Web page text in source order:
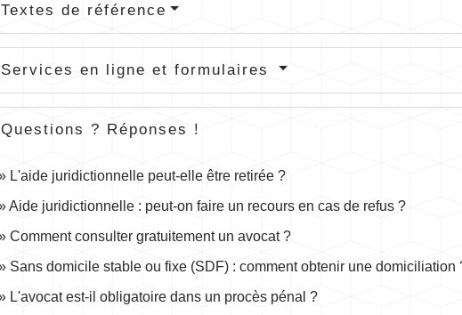
Textes de référence
Services en ligne et formulaires
Questions ? Réponses !
L'aide juridictionnelle peut-elle être retirée ?
Aide juridictionnelle : peut-on faire un recours en cas de refus ?
Comment consulter gratuitement un avocat ?
Sans domicile stable ou fixe (SDF) : comment obtenir une domiciliation
L'avocat est-il obligatoire dans un procès pénal ?